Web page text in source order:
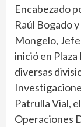
Encabezado
Raúl Bogado
Mongelo,
inició en
diversas
Patrulla Vial,
Operaciones